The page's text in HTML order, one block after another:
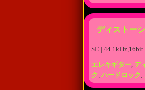
ディストー
SE |
エレキギター, デ
ク, ハードロック,